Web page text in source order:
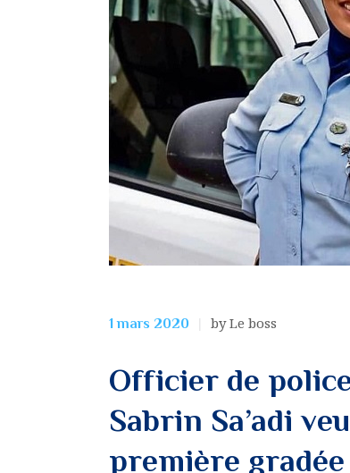
1 mars 2020 by Le boss
Officier de
Sabrin Sa’adi
première